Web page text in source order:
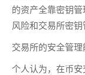
的资产全靠密钥
风险和交易所密钥
交易所的安全管理
个人认为，在币